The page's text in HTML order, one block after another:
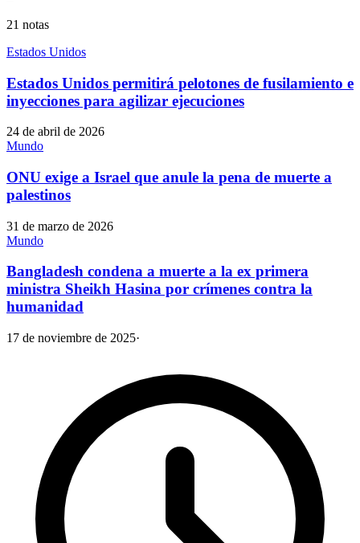
21 notas
Estados Unidos
Estados Unidos permitirá pelotones de fusilamiento e
inyecciones para agilizar ejecuciones
24 de abril de 2026
Mundo
ONU exige a Israel que anule la pena de muerte a
palestinos
31 de marzo de 2026
Mundo
Bangladesh condena a muerte a la ex primera
ministra Sheikh Hasina por crímenes contra la
humanidad
17 de noviembre de 2025·